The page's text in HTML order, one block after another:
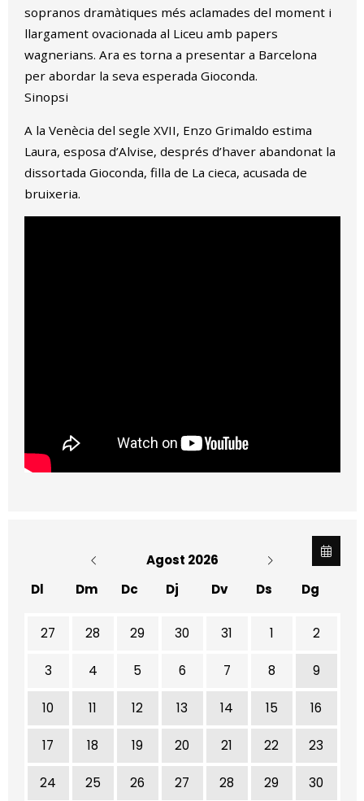
sopranos dramàtiques més aclamades del moment i
llargament ovacionada al Liceu amb papers
wagnerians. Ara es torna a presentar a Barcelona
per abordar la seva esperada Gioconda.
Sinopsi
A la Venècia del segle XVII, Enzo Grimaldo estima
Laura, esposa d’Alvise, després d’haver abandonat la
dissortada Gioconda, filla de La cieca, acusada de
bruixeria.
Agost 2026
Dl
Dm Dc Dj Dv Ds Dg
No hi ha cap activitat aquest mes
27 28 29 30 31 1 2
3 4 5 6 7 8 9
10 11 12 13 14 15 16
17 18 19 20 21 22 23
24 25 26 27 28 29 30